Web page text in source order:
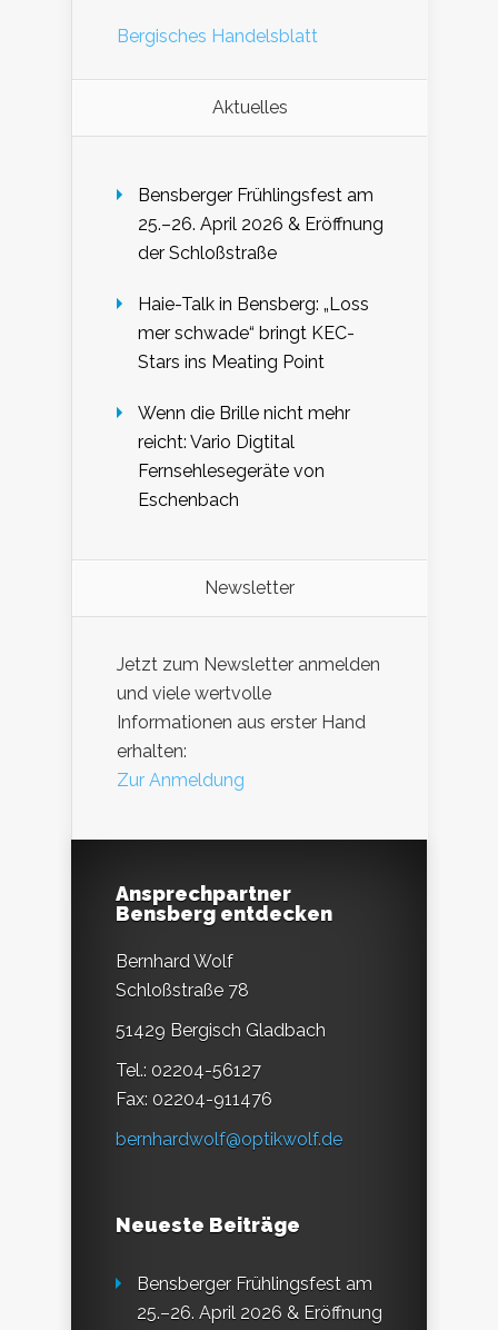
Bergisches Handelsblatt
Aktuelles
Bensberger Frühlingsfest am
25.–26. April 2026 & Eröffnung
der Schloßstraße
Haie-Talk in Bensberg: „Loss
mer schwade“ bringt KEC-
Stars ins Meating Point
Wenn die Brille nicht mehr
reicht: Vario Digtital
Fernsehlesegeräte von
Eschenbach
Newsletter
Jetzt zum Newsletter anmelden
und viele wertvolle
Informationen aus erster Hand
erhalten:
Zur Anmeldung
Ansprechpartner
Bensberg entdecken
Bernhard Wolf
Schloßstraße 78
51429 Bergisch Gladbach
Tel.: 02204-56127
Fax: 02204-911476
bernhardwolf@optikwolf.de
Neueste Beiträge
Bensberger Frühlingsfest am
25.–26. April 2026 & Eröffnung